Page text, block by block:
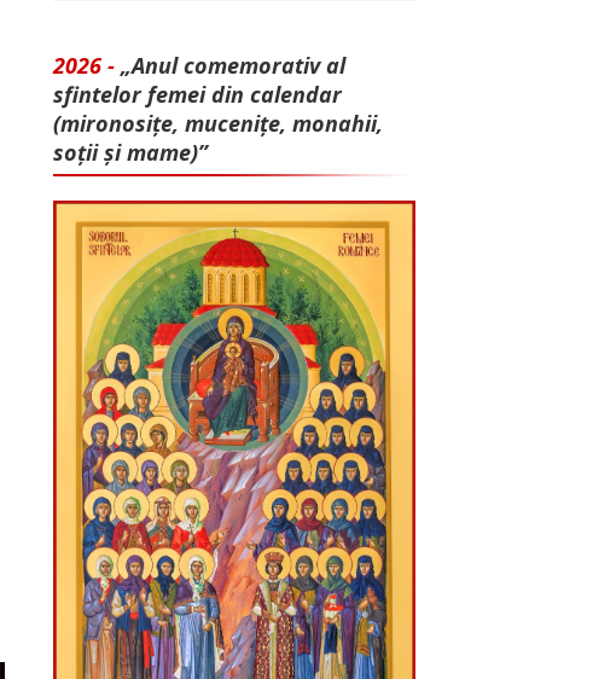
2026 - „Anul comemorativ al
sfintelor femei din calendar
(mironosițe, mu­cenițe, monahii,
soții și mame)”